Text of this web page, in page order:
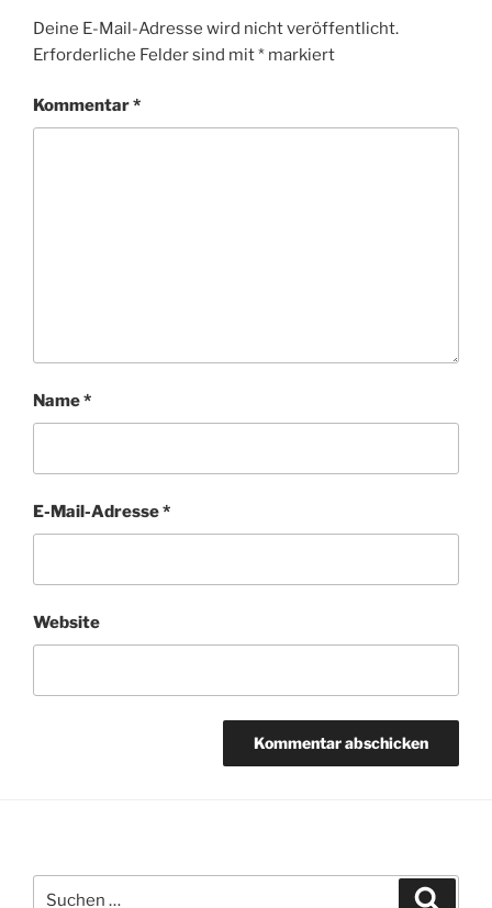
Deine E-Mail-Adresse wird nicht veröffentlicht.
Erforderliche Felder sind mit* markiert
Kommentar*
Name*
E-Mail-Adresse*
Website